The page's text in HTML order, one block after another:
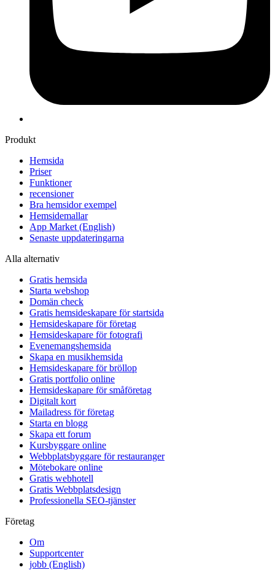
Produkt
Hemsida
Priser
Funktioner
recensioner
Bra hemsidor exempel
Hemsidemallar
App Market (English)
Senaste uppdateringarna
Alla alternativ
Gratis hemsida
Starta webshop
Domän check
Gratis hemsideskapare för startsida
Hemsideskapare för företag
Hemsideskapare för fotografi
Evenemangshemsida
Skapa en musikhemsida
Hemsideskapare för bröllop
Gratis portfolio online
Hemsideskapare för småföretag
Digitalt kort
Mailadress för företag
Starta en blogg
Skapa ett forum
Kursbyggare online
Webbplatsbyggare för restauranger
Mötebokare online
Gratis webhotell
Gratis Webbplatsdesign
Professionella SEO-tjänster
Företag
Om
Supportcenter
jobb (English)